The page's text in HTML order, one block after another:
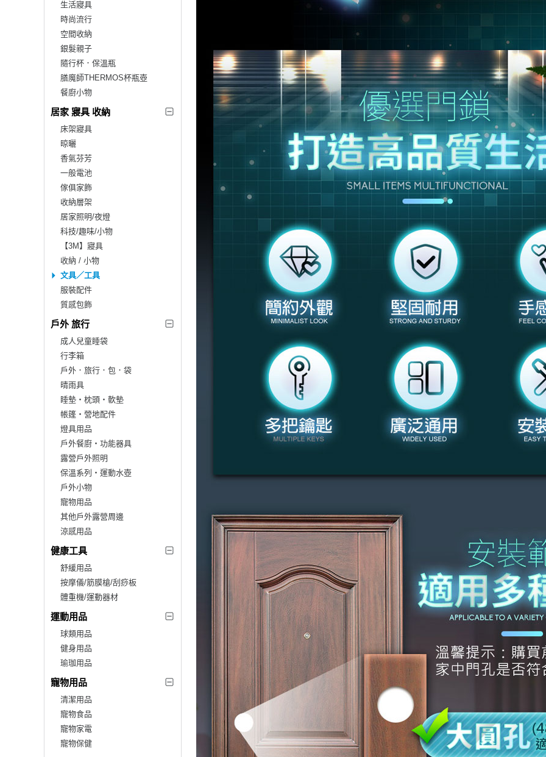
生活寢具
時尚流行
空間收納
銀髮親子
隨行杯．保溫瓶
膳魔師THERMOS杯瓶壺
餐廚小物
居家 寢具 收納
床架寢具
晾曬
香氣芬芳
一般電池
傢俱家飾
收納層架
居家照明/夜燈
科技/趣味/小物
【3M】寢具
收納 / 小物
文具／工具
服裝配件
質感包飾
戶外 旅行
成人兒童睡袋
行李箱
戶外．旅行．包．袋
晴雨具
睡墊‧枕頭‧軟墊
帳篷‧營地配件
燈具用品
戶外餐廚‧功能器具
露營戶外照明
保溫系列‧運動水壺
戶外小物
寵物用品
其他戶外露營周邊
涼感用品
健康工具
舒緩用品
按摩儀/筋膜槍/刮痧板
體重機/運動器材
運動用品
球類用品
健身用品
瑜珈用品
寵物用品
清潔用品
寵物食品
寵物家電
寵物保健